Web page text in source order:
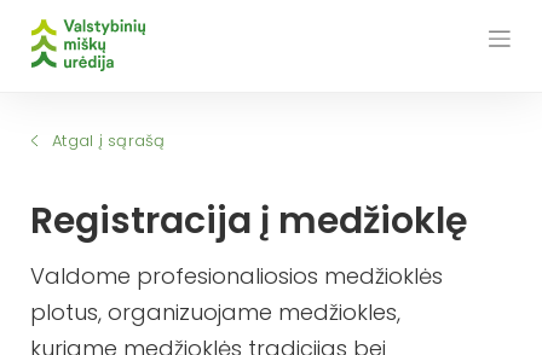
Atgal į sąrašą
Registracija į medžioklę
Valdome profesionaliosios medžioklės
plotus, organizuojame medžiokles,
kuriame medžioklės tradicijas bei